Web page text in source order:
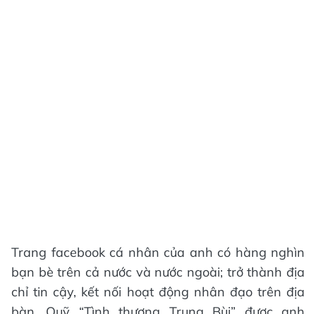
Trang facebook cá nhân của anh có hàng nghìn
bạn bè trên cả nước và nước ngoài; trở thành địa
chỉ tin cậy, kết nối hoạt động nhân đạo trên địa